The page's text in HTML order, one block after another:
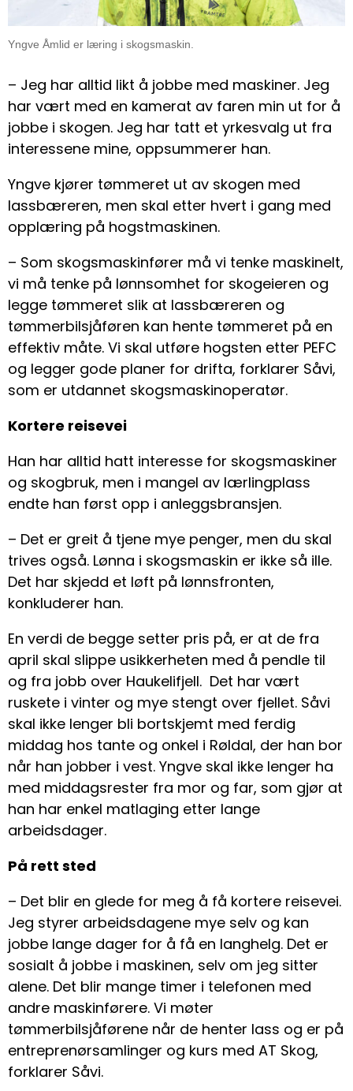
Yngve Åmlid er læring i skogsmaskin.
– Jeg har alltid likt å jobbe med maskiner. Jeg
har vært med en kamerat av faren min ut for å
jobbe i skogen. Jeg har tatt et yrkesvalg ut fra
interessene mine, oppsummerer han.
Yngve kjører tømmeret ut av skogen med
lassbæreren, men skal etter hvert i gang med
opplæring på hogstmaskinen.
– Som skogsmaskinfører må vi tenke maskinelt,
vi må tenke på lønnsomhet for skogeieren og
legge tømmeret slik at lassbæreren og
tømmerbilsjåføren kan hente tømmeret på en
effektiv måte. Vi skal utføre hogsten etter PEFC
og legger gode planer for drifta, forklarer Såvi,
som er utdannet skogsmaskinoperatør.
Kortere reisevei
Han har alltid hatt interesse for skogsmaskiner
og skogbruk, men i mangel av lærlingplass
endte han først opp i anleggsbransjen.
– Det er greit å tjene mye penger, men du skal
trives også. Lønna i skogsmaskin er ikke så ille.
Det har skjedd et løft på lønnsfronten,
konkluderer han.
En verdi de begge setter pris på, er at de fra
april skal slippe usikkerheten med å pendle til
og fra jobb over Haukelifjell. Det har vært
ruskete i vinter og mye stengt over fjellet. Såvi
skal ikke lenger bli bortskjemt med ferdig
middag hos tante og onkel i Røldal, der han bor
når han jobber i vest. Yngve skal ikke lenger ha
med middagsrester fra mor og far, som gjør at
han har enkel matlaging etter lange
arbeidsdager.
På rett sted
– Det blir en glede for meg å få kortere reisevei.
Jeg styrer arbeidsdagene mye selv og kan
jobbe lange dager for å få en langhelg. Det er
sosialt å jobbe i maskinen, selv om jeg sitter
alene. Det blir mange timer i telefonen med
andre maskinførere. Vi møter
tømmerbilsjåførene når de henter lass og er på
entreprenørsamlinger og kurs med AT Skog,
forklarer Såvi.